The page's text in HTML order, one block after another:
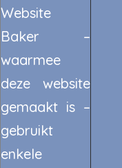
Website
Baker –
waarmee
deze website
gemaakt is –
gebruikt
enkele